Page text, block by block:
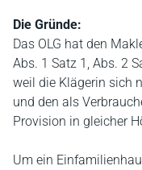
Die Gründe:
Das OLG hat den
Abs. 1 Satz 1, Abs. 2
weil die Klägerin sich
und den als
Provision in gleicher
Um ein